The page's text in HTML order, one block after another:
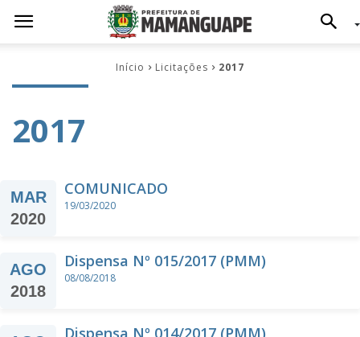
Início Licitações 2017
2017
MAR
2020
COMUNICADO
19/03/2020
AGO
2018
Dispensa Nº 015/2017 (PMM)
08/08/2018
Dispensa Nº 014/2017 (PMM)